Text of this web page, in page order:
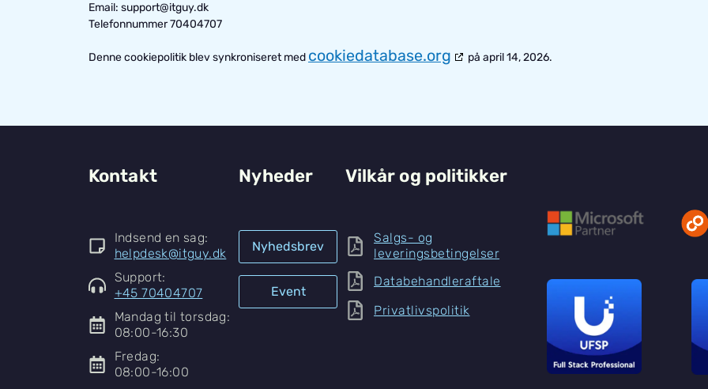
Email: support@itguy.dk
Telefonnummer 70404707
Denne cookiepolitik blev synkroniseret med cookiedatabase.org på april 14, 2026.
Kontakt
Indsend en sag:
helpdesk@itguy.dk
Support:
+45 70404707
Mandag til torsdag:
08:00-16:30
Fredag:
08:00-16:00
Nyheder
Nyhedsbrev
Event
Vilkår og politikker
Salgs- og
leveringsbetingelser
Databehandleraftale
Privatlivspolitik